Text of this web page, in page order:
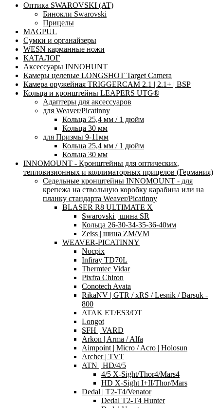
Оптика SWAROVSKI (AT)
Бинокли Swarovski
Прицелы
MAGPUL
Сумки и органайзеры
WESN карманные ножи
КАТАЛОГ
Аксессуары INNOHUNT
Камеры целевые LONGSHOT Target Camera
Камера оружейная TRIGGERCAM 2.1 | 2.1+ | BSP
Кольца и кронштейны LEAPERS UTG®
Адаптеры для аксессуаров
для Weaver/Picatinny
Кольца 25,4 мм / 1 дюйм
Кольца 30 мм
для Призмы 9-11мм
Кольца 25,4 мм / 1 дюйм
Кольца 30 мм
INNOMOUNT - Кронштейны для оптических,
тепловизионных и коллиматорных прицелов (Германия)
Седельные кронштейны INNOMOUNT - для
крепежа на ствольную коробку карабина или на
планку стандарта Weaver/Picatinny
BLASER R8 ULTIMATE X
Swarovski | шина SR
Кольца 26-30-34-35-36-40мм
Zeiss | шина ZM/VM
WEAVER-PICATINNY
Nocpix
Infiray TD70L
Thermtec Vidar
Pixfra Chiron
Conotech Avata
RikaNV | GTR / xRS / Lesnik / Barsuk -
800
ATAK ET/ES3/OT
Longot
SFH | VARD
Arkon | Arma / Alfa
Aimpoint | Micro / Acro | Holosun
Archer | TVT
ATN | HD/4/5
4/5 X-Sight/Thor4/Mars4
HD X-Sight I+II/Thor/Mars
Dedal | T2-T4/Venator
Dedal T2-T4 Hunter